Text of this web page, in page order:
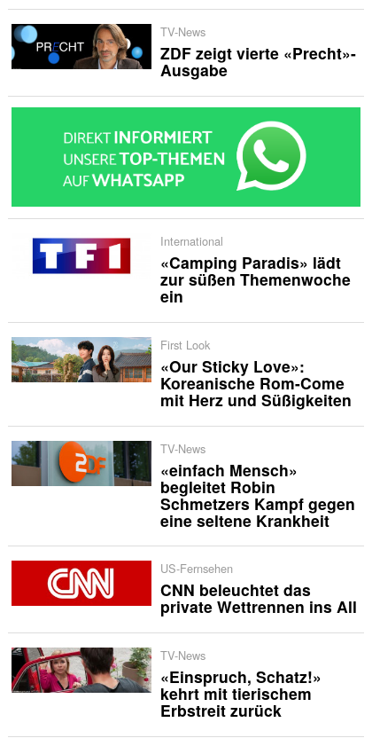
TV-News
ZDF zeigt vierte «Precht»-
Ausgabe
International
«Camping Paradis» lädt
zur süßen Themenwoche
ein
First Look
«Our Sticky Love»:
Koreanische Rom-Come
mit Herz und Süßigkeiten
TV-News
«einfach Mensch»
begleitet Robin
Schmetzers Kampf gegen
eine seltene Krankheit
US-Fernsehen
CNN beleuchtet das
private Wettrennen ins All
TV-News
«Einspruch, Schatz!»
kehrt mit tierischem
Erbstreit zurück